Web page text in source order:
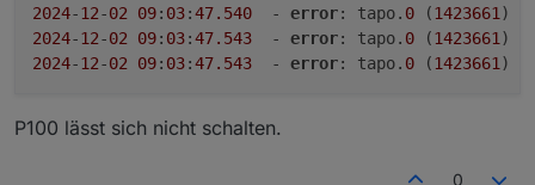
2024-12-02 09: 03:47.540
  -
error: tapo. 0 (1423661 )
2024-12-02 09: 03:47.543
  -
error: tapo. 0 (1423661
2024-12-02 09: 03:47.543
  -
error: tapo. 0 (1423661 )
P100 lässt sich nicht schalten.
0